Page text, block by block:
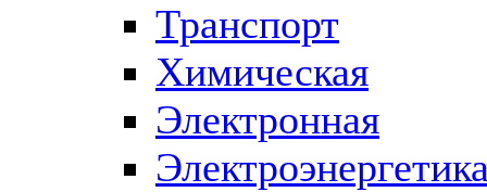
Транспорт
Химическая
Электронная